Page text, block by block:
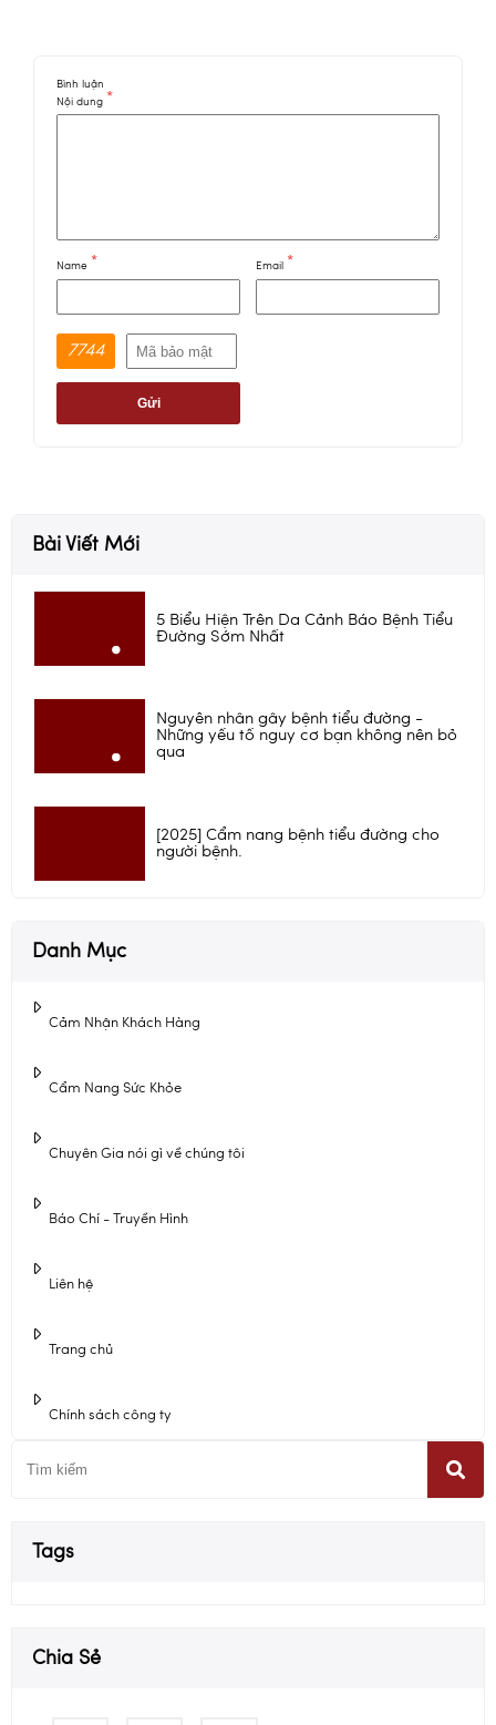
Bình luận
Nội dung *
Name * Email *
7744
Gửi
Bài Viết Mới
5 Biểu Hiện Trên Da Cảnh Báo Bệnh Tiểu
Đường Sớm Nhất
Nguyên nhân gây bệnh tiểu đường -
Những yếu tố nguy cơ bạn không nên bỏ
qua
[2025] Cẩm nang bệnh tiểu đường cho
người bệnh.
Danh Mục
Cảm Nhận Khách Hàng
Cẩm Nang Sức Khỏe
Chuyên Gia nói gì về chúng tôi
Báo Chí - Truyền Hình
Liên hệ
Trang chủ
Chính sách công ty
Tags
Chia Sẻ